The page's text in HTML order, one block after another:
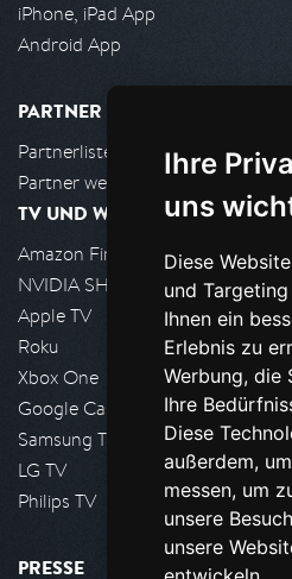
Ihre
uns
Diese
und
Ihnen ein
Erlebnis zu
Werbung, die
Ihre
Diese
außerdem,
messen, um
unsere
unsere
iPhone, iPad App
Android App
PARTNER
Partnerliste
Partner werden
TV UND WOHNZIMMER
Amazon FireTV
NVIDIA SHIELD, Google TV
Apple TV
Roku
Xbox One
Google Cast
Samsung TV
LG TV
Philips TV
PRESSE